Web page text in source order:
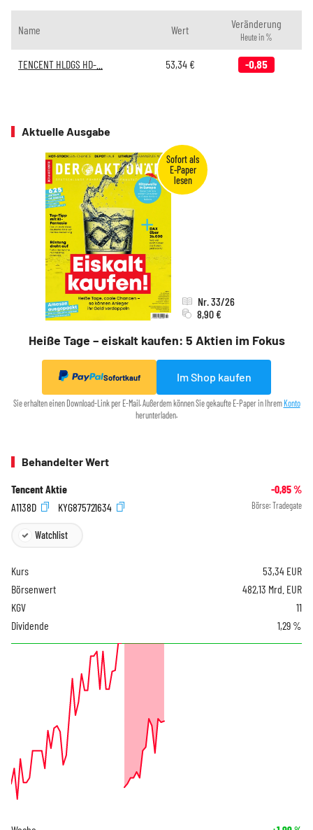
Name Wert Veränderung
Heute in %
TENCENT HLDGS HD-... 53,34€ -0,85
Aktuelle Ausgabe
Heiße Tage – eiskalt kaufen: 5 Aktien im Fokus
Nr. 33/26
8,90 €
Sofortkauf Im Shop kaufen
Sie erhalten einen Download-Link per E-Mail. Außerdem können Sie gekaufte E-Paper in Ihrem Konto
herunterladen.
Behandelter Wert
Tencent Aktie -0,85%
A1138D
KYG875721634 Börse: Tradegate
Watchlist
Kurs 53,34 EUR
Börsenwert
482,13 Mrd. EUR
KGV
11
Dividende
1,29 %